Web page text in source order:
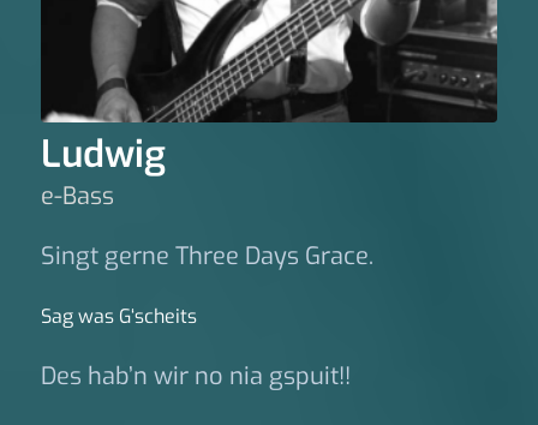
Ludwig
e-Bass
Singt gerne Three Days Grace.
Sag was G‘scheits
Des hab’n wir no nia gspuit!!